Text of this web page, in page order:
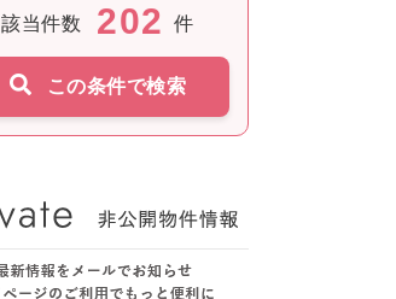
該当件数 202 件
この条件で検索